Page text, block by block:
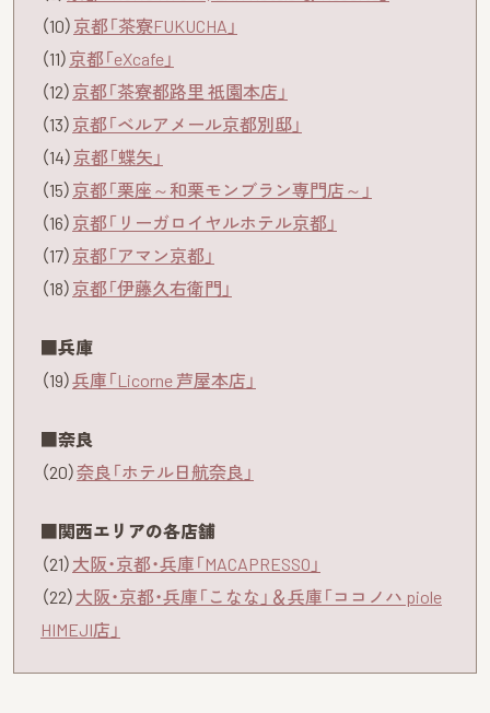
（10） 京都「茶寮FUKUCHA」
（11） 京都「eXcafe」
（12） 京都「茶寮都路里 祇園本店」
（13） 京都「ベルアメール京都別邸」
（14） 京都「蝶矢」
（15） 京都「栗座～和栗モンブラン専門店～」
（16） 京都「リーガロイヤルホテル京都」
（17） 京都「アマン京都」
（18） 京都「伊藤久右衛門」
■兵庫
（19）兵庫「Licorne 芦屋本店」
■奈良
（20）奈良「ホテル日航奈良」
■関西エリアの各店舗
（21） 大阪・京都・兵庫「MACAPRESSO」
（22） 大阪・京都・兵庫「こなな」＆兵庫「ココノハ piole
HIMEJI店」